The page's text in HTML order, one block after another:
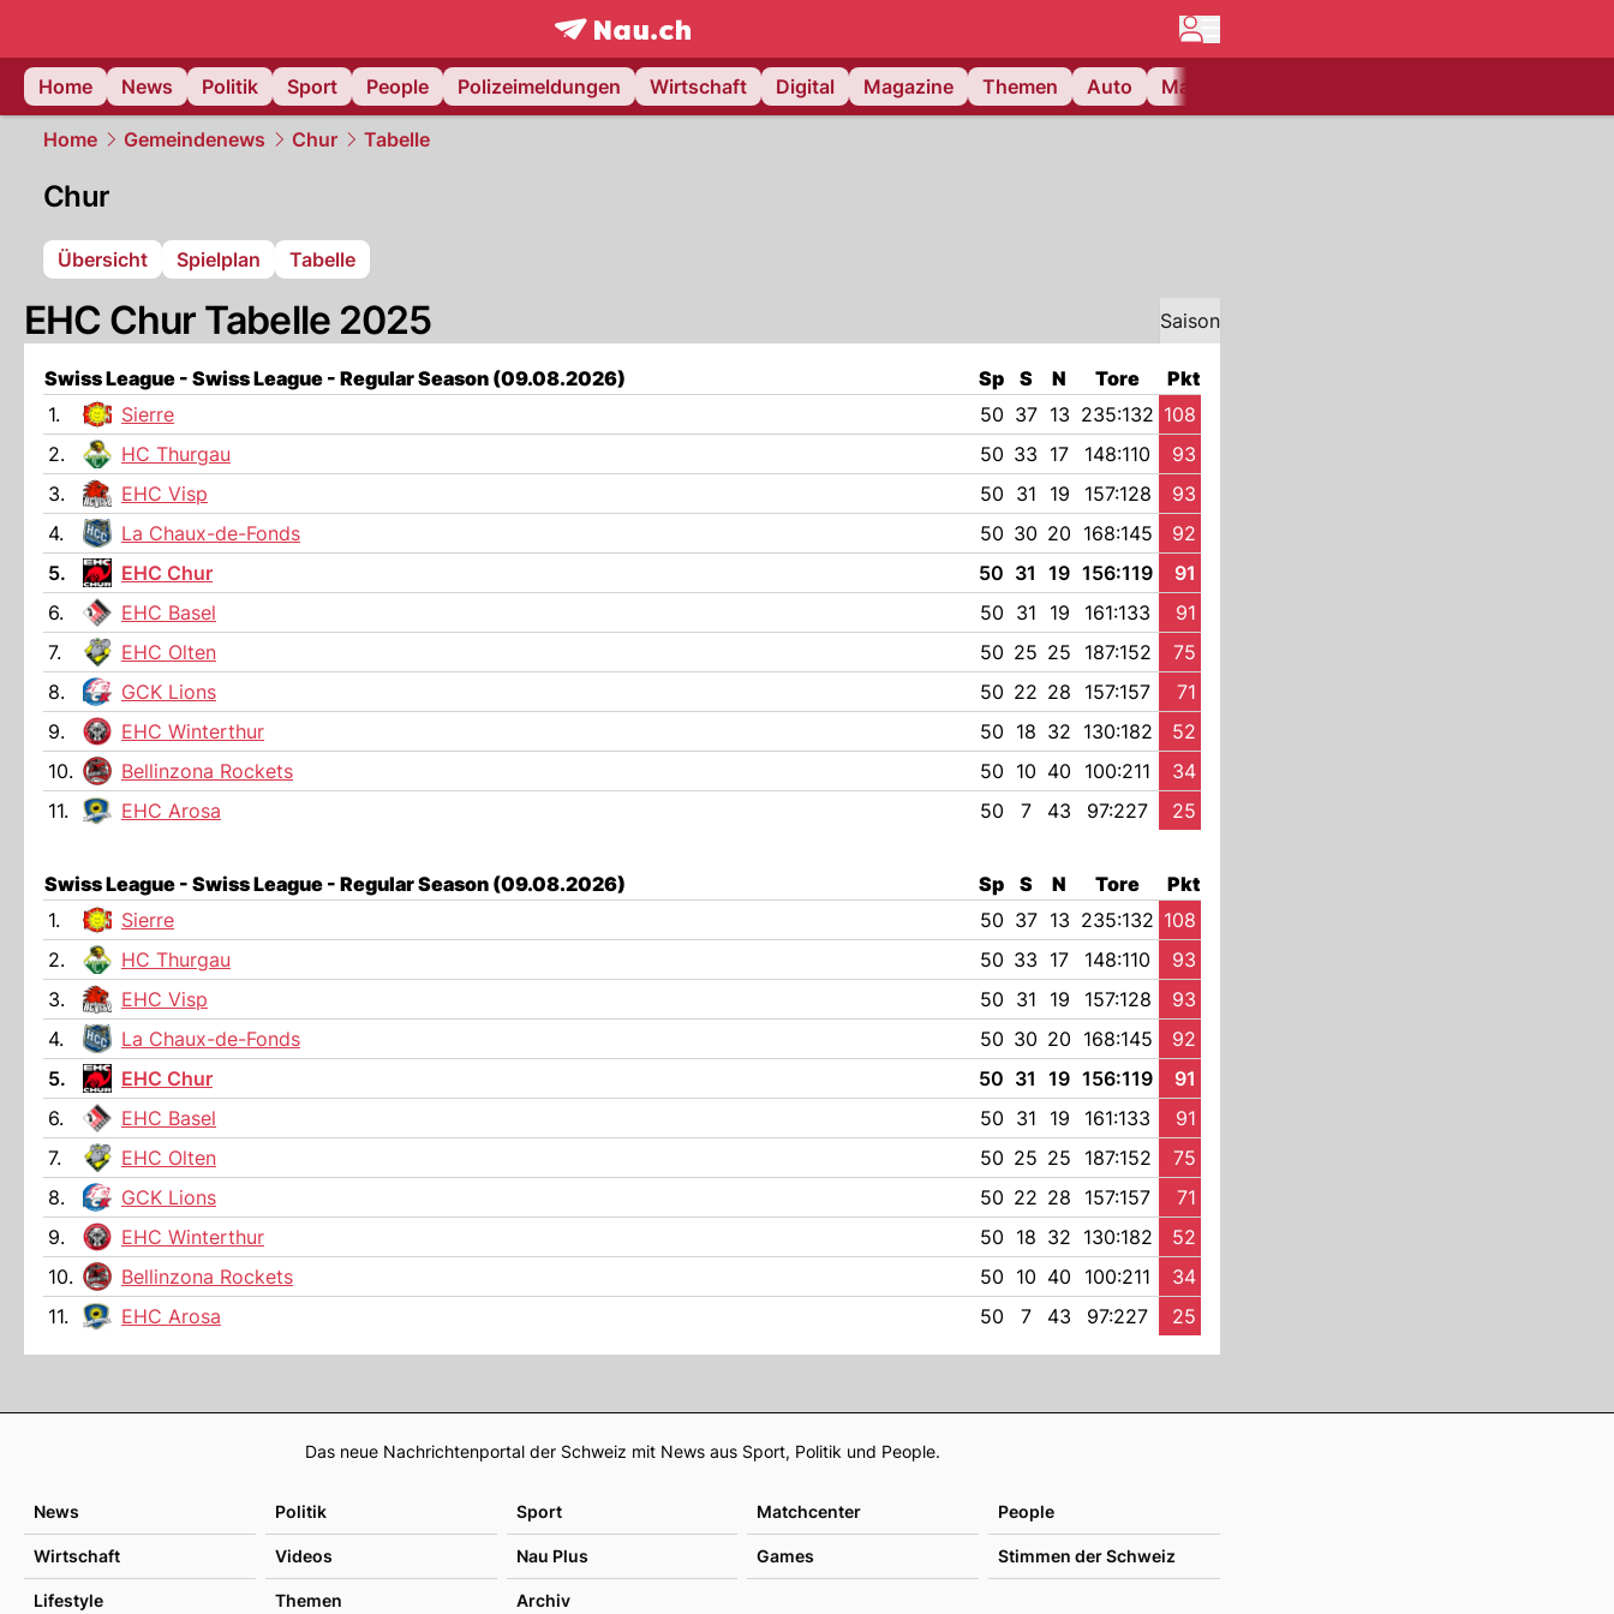
frontpage.NAU.ch
Home
News Politik Sport People Polizeimeldungen Wirtschaft Digital Magazine Themen Auto Matchcenter
Home Gemeindenews Chur Tabelle
Chur
Übersicht Spielplan Tabelle
EHC Chur Tabelle 2025 Saison
Swiss League - Swiss League - Regular Season (09.08.2026) Sp S N Tore
Pkt
1.
Sierre 50 37 13 235:132 108
2.
HC Thurgau 50 33 17 148:110
93
3.
EHC Visp 50 31 19 157:128
93
4.
La Chaux-de-Fonds 50 30 20 168:145
92
5.
EHC Chur 50 31 19 156:119
91
6.
EHC Basel 50 31 19 161:133
91
7.
EHC Olten 50 25 25 187:152
75
8.
GCK Lions 50 22 28 157:157
71
9.
EHC Winterthur 50 18 32 130:182
52
10.
Bellinzona Rockets 50 10 40 100:211
34
11.
EHC Arosa 50 7 43 97:227 25
Swiss League - Swiss League - Regular Season (09.08.2026) Sp S N Tore
Pkt
1.
Sierre 50 37 13 235:132 108
2.
HC Thurgau 50 33 17 148:110
93
3.
EHC Visp 50 31 19 157:128
93
4.
La Chaux-de-Fonds 50 30 20 168:145
92
5.
EHC Chur 50 31 19 156:119
91
6.
EHC Basel 50 31 19 161:133
91
7.
EHC Olten 50 25 25 187:152
75
8.
GCK Lions 50 22 28 157:157
71
9.
EHC Winterthur 50 18 32 130:182
52
10.
Bellinzona Rockets 50 10 40 100:211
34
11.
EHC Arosa 50 7 43 97:227 25
Footer
Das neue Nachrichtenportal der Schweiz mit News aus Sport, Politik und People.
News Politik Sport Matchcenter People
Wirtschaft Videos Nau Plus Games Stimmen der Schweiz
Lifestyle Themen Archiv